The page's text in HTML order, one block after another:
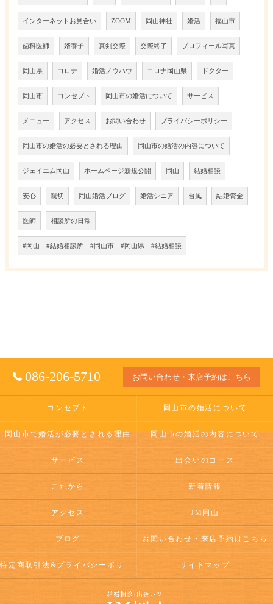
インターネットお見合い ZOOM 岡山神社 婚活 福山市
歯科医師 婿養子 真剣交際 交際終了 プロフィール写真
岡山県 コロナ 婚活ノウハウ コロナ岡山県 ドクター
岡山市 コンセプト 岡山市の婚活について サービス
メニュー アクセス お問い合わせ プライバシーポリシー
岡山市の婚活の必要とされる理由 岡山市の婚活の内容について
ジェイエム岡山 ホームページ新規公開 岡山 結婚相談
安心 親切 岡山婚活ブログ 婚活シニア 台風 結婚資金
医師 相談所の日常
#岡山 #結婚相談所 #岡山市 #岡山県 #結婚相談
086-206-5710 お問い合わせ・来店予約はこちら
コンセプト 岡山市の婚活について
岡山市で婚活が必要とされる理由 岡山市の婚活の内容について
サービス 出会いのコース
これから 新着情報
アクセス JM岡山
ブログ お問い合わせ・来店予約はこちら
特定商取引法&プライバシーポリシー サイトマップ